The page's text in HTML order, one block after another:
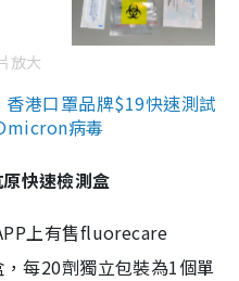
放大
港口罩品牌$19快速測試
病毒
快速檢測盒
上有售fluorecare
每20劑獨立包裝為1個單